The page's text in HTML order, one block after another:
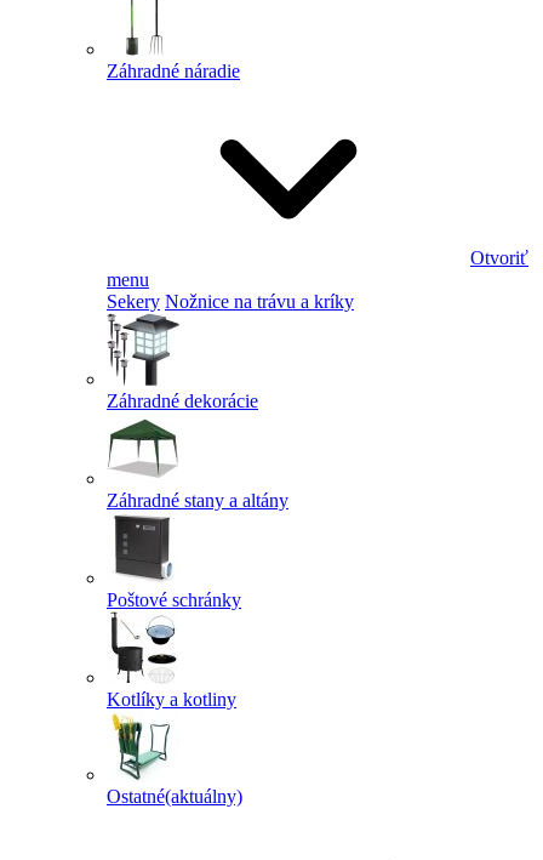
Záhradné náradie
Otvoriť
menu
Sekery Nožnice na trávu a kríky
Záhradné dekorácie
Záhradné stany a altány
Poštové schránky
Kotlíky a kotliny
Ostatné(aktuálny)